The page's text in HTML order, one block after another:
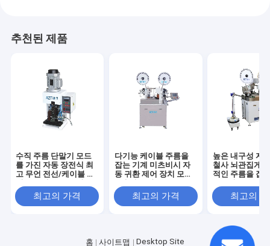
추천된 제품
수직 주름 단말기 모드
를 가진 자동 장전식 최
고 무언 전선/케이블 벗
기계
최고의 가격
다기능 케이블 주름을
잡는 기계 미츠비시 자
동 귀환 제어 장치 모터
최고의 가격
높은 내구성 자
철사 뇌관집게
적인 주름을 잡
최고의
홈 사이트맵 Desktop Site